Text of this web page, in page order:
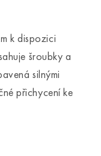
k dispozici
šroubky a
silnými
přichycení ke